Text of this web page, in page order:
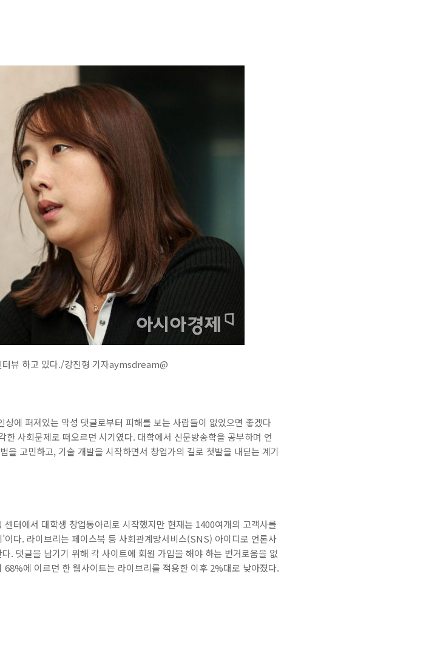
터뷰 하고 있다./강진형 기자aymsdream@
에 퍼져있는 악성 댓글로부터 피해를 보는 사람들이 없었으면 좋겠다
사회문제로 떠오르던 시기였다. 대학에서 신문방송학을 공부하며 언
고민하고, 기술 개발을 시작하면서 창업가의 길로 첫발을 내딛는 계기
터에서 대학생 창업동아리로 시작했지만 현재는 1400여개의 고객사를
이다. 라이브리는 페이스북 등 사회관계망서비스(SNS) 아이디로 언론사
. 댓글을 남기기 위해 각 사이트에 회원 가입을 해야 하는 번거로움을 없
에 이르던 한 웹사이트는 라이브리를 적용한 이후 2%대로 낮아졌다.